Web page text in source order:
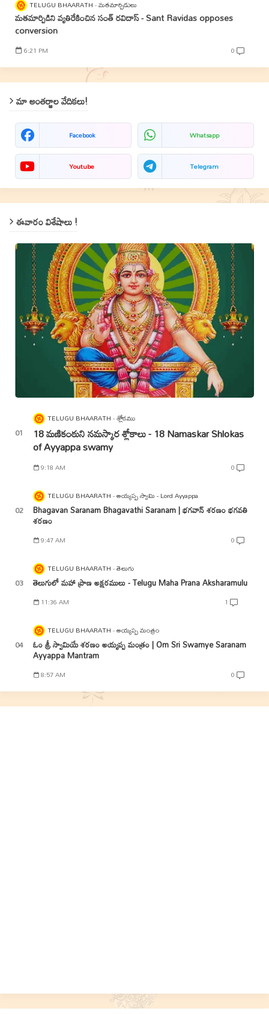
TELUGU BHAARATH మతమార్పిడులు
మతమార్పిడిని వ్యతిరేకించిన సంత్‌ రవిదాస్‌ - Sant Ravidas opposes
conversion
6:21 PM 0
మా అంతర్జాల వేదికలు!
Facebook Whatsapp
Youtube Telegram
ఈవారం విశేషాలు !
TELUGU BHAARATH శ్లోకము
18 మణికంఠుని నమస్కార శ్లోకాలు - 18 Namaskar Shlokas
of Ayyappa swamy
9:18 AM 0
TELUGU BHAARATH అయ్యప్ప స్వామి - Lord Ayyappa
Bhagavan Saranam Bhagavathi Saranam | భగవాన్ శరణం భగవతి
శరణం
9:47 AM 0
TELUGU BHAARATH తెలుగు
తెలుగులో మహా ప్రాణ అక్షరములు - Telugu Maha Prana Aksharamulu
11:36 AM 1
TELUGU BHAARATH అయ్యప్ప మంత్రం
ఓం శ్రీ స్వామియే శరణం అయ్యప్ప మంత్రం | Om Sri Swamye Saranam
Ayyappa Mantram
8:57 AM 0